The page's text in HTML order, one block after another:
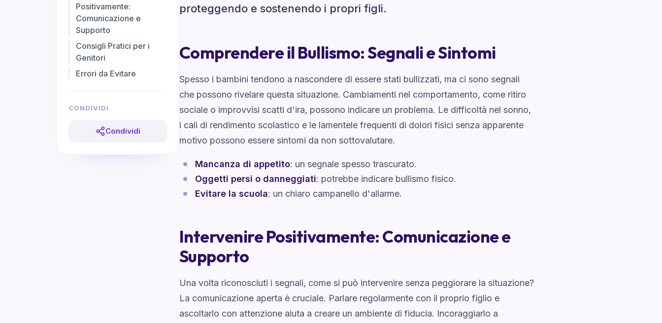
Positivamente:
Comunicazione e
Supporto
Consigli Pratici per i
Genitori
Errori da Evitare
CONDIVIDI
Condividi
proteggendo e sostenendo i propri figli.
Comprendere il Bullismo: Segnali e Sintomi
Spesso i bambini tendono a nascondere di essere stati bullizzati, ma ci sono segnali
che possono rivelare questa situazione. Cambiamenti nel comportamento, come ritiro
sociale o improvvisi scatti d'ira, possono indicare un problema. Le difficoltà nel sonno,
i cali di rendimento scolastico e le lamentele frequenti di dolori fisici senza apparente
motivo possono essere sintomi da non sottovalutare.
Mancanza di appetito: un segnale spesso trascurato.
Oggetti persi o danneggiati: potrebbe indicare bullismo fisico.
Evitare la scuola: un chiaro campanello d'allarme.
Intervenire Positivamente: Comunicazione e
Supporto
Una volta riconosciuti i segnali, come si può intervenire senza peggiorare la situazione?
La comunicazione aperta è cruciale. Parlare regolarmente con il proprio figlio e
ascoltarlo con attenzione aiuta a creare un ambiente di fiducia. Incoraggiarlo a